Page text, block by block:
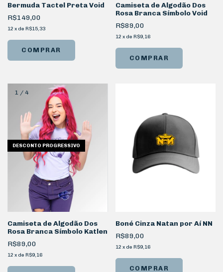
Bermuda Tactel Preta Void
R$149,00
12 x de R$15,33
COMPRAR
Camiseta de Algodão Dos
Rosa Branca Símbolo Void
R$89,00
12 x de R$9,16
COMPRAR
1 / 4
DESCONTO PROGRESSIVO
Camiseta de Algodão Dos
Rosa Branca Símbolo Katlen
R$89,00
12 x de R$9,16
Boné Cinza Natan por Aí NN
R$89,00
12 x de R$9,16